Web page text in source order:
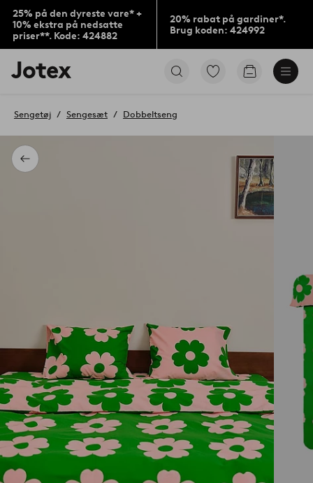
25% på den dyreste vare* +
10% ekstra på nedsatte
priser**. Kode: 424882
20% rabat på gardiner*.
Brug koden: 424992
Jotex
logo
til
Gå
Gå
Tilbage
Sengetøj Sengesæt Dobbeltseng